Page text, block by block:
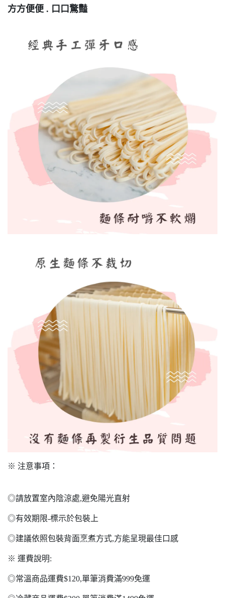
方方便便 . 口口驚豔
※ 注意事項：
◎請放置室內陰涼處,避免陽光直射
◎有效期限-標示於包裝上
◎建議依照包裝背面烹煮方式,方能呈現最佳口感
※ 運費說明:
◎常溫商品運費$120,單筆消費滿999免運